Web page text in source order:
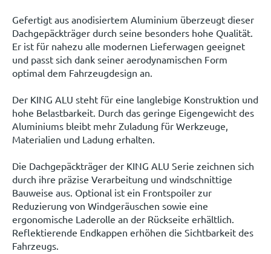
Gefertigt aus anodisiertem Aluminium überzeugt dieser
Dachgepäckträger durch seine besonders hohe Qualität.
Er ist für nahezu alle modernen Lieferwagen geeignet
und passt sich dank seiner aerodynamischen Form
optimal dem Fahrzeugdesign an.
Der KING ALU steht für eine langlebige Konstruktion und
hohe Belastbarkeit. Durch das geringe Eigengewicht des
Aluminiums bleibt mehr Zuladung für Werkzeuge,
Materialien und Ladung erhalten.
Die Dachgepäckträger der KING ALU Serie zeichnen sich
durch ihre präzise Verarbeitung und windschnittige
Bauweise aus. Optional ist ein Frontspoiler zur
Reduzierung von Windgeräuschen sowie eine
ergonomische Laderolle an der Rückseite erhältlich.
Reflektierende Endkappen erhöhen die Sichtbarkeit des
Fahrzeugs.